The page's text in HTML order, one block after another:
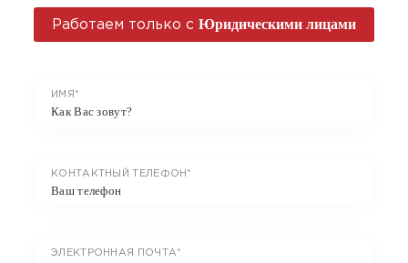
Работаем только c Юридическими лицами
ИМЯ*
КОНТАКТНЫЙ ТЕЛЕФОН*
ЭЛЕКТРОННАЯ ПОЧТА*